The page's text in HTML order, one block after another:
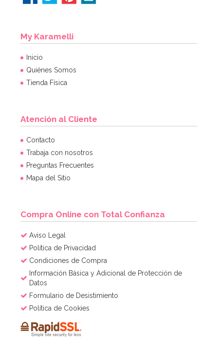
My Karamelli
Inicio
Quiénes Somos
Tienda Física
Atención al Cliente
Contacto
Trabaja con nosotros
Preguntas Frecuentes
Mapa del Sitio
Compra Online con Total Confianza
Aviso Legal
Política de Privacidad
Condiciones de Compra
Información Básica y Adicional de Protección de
Datos
Formulario de Desistimiento
Política de Cookies